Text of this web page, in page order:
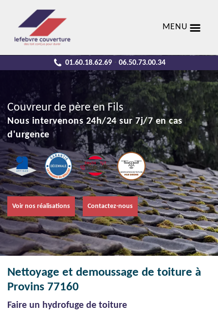
MENU
01.60.18.62.69 - 06.50.73.00.34
Couvreur de père en Fils
Nous intervenons 24h/24 sur 7j/7 en cas
d'urgence
Voir nos réalisations Contactez-nous
Nettoyage et demoussage de toiture à
Provins 77160
Faire un hydrofuge de toiture